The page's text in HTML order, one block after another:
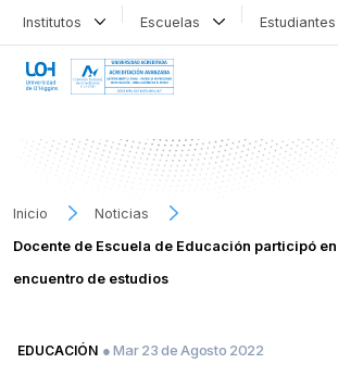
Institutos Escuelas Estudiantes
Inicio
Noticias
Docente de Escuela de Educación participó en
encuentro de estudios
EDUCACIÓN ● Mar 23 de Agosto 2022